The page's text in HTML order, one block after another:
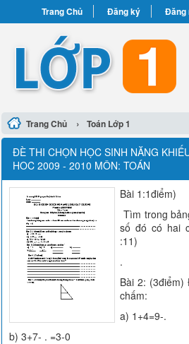
Trang Chủ Đăng ký Đăng
Trang Chủ › Toán Lớp 1
ĐÈ THI CHỌN HỌC SINH NĂNG
HOC 2009 - 2010 MÔN: TOÁN
Bài 1:1điểm)
Tìm trong
số đó có hai
:11)
.
Bài 2:
chấm:
a) 1+4=9-.
b) 3+7- . =3-0